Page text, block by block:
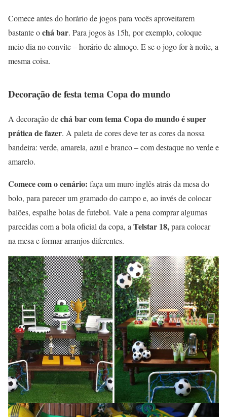
Comece antes do horário de jogos para vocês aproveitarem
bastante ochá bar. Para jogos às 15h, por exemplo, coloque
meio dia no convite – horário de almoço. E se o jogo for à noite, a
mesma coisa.
Decoração de festa tema Copa do mundo
A decoração dechá bar com tema Copa do mundo é super
prática de fazer. A paleta de cores deve ter as cores da nossa
bandeira: verde, amarela, azul e branco – com destaque no verde e
amarelo.
Comece com o cenário: faça um muro inglês atrás da mesa do
bolo, para parecer um gramado do campo e, ao invés de colocar
balões, espalhe bolas de futebol. Vale a pena comprar algumas
parecidas com a bola oficial da copa, a Telstar 18,para colocar
na mesa e formar arranjos diferentes.